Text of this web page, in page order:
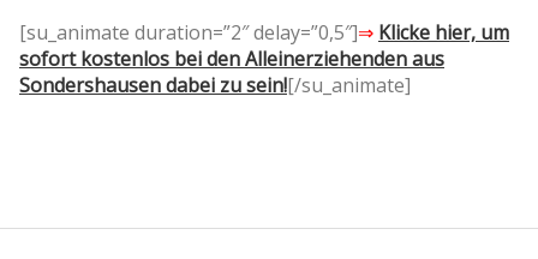
[su_animate duration=”2″ delay=”0,5″]⇒ Klicke hier, um
sofort kostenlos bei den Alleinerziehenden aus
Sondershausen dabei zu sein![/su_animate]